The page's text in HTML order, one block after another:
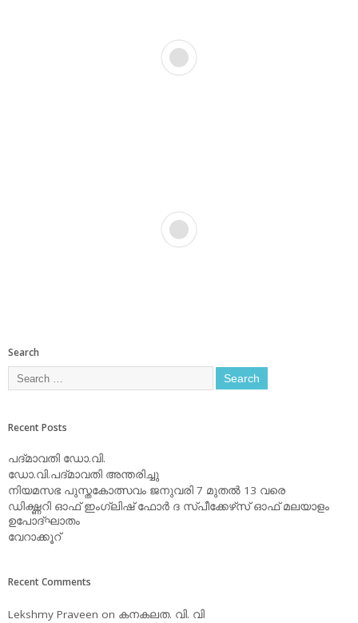
Search
Recent Posts
പദ്മാവതി ഡോ.വി.
ഡോ.വി.പദ്മാവതി അന്തരിച്ചു
നിയമസഭ പുസ്തകോത്സവം ജനുവരി 7 മുതല്‍ 13 വരെ
ഡിക്ഷ്ണറി ഓഫ് ഇംഗ്ലിഷ് ഫോര്‍ ദ സ്പീക്കേഴ്‌സ് ഓഫ് മലയാളം
ഉപോദ്ഘാതം
വേറാക്കൂറ്
Recent Comments
Lekshmy Praveen on കനകലത. വി. വി